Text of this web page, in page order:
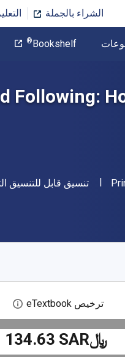
الشراء بالجملة
Bookshelf
®
Following:
شكل
تنسيق قابل للتنسيق
ترخيص eTextbook
﷼‎134.63 SAR